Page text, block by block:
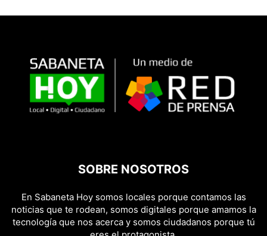
SOBRE NOSOTROS
En Sabaneta Hoy somos locales porque contamos las
noticias que te rodean, somos digitales porque amamos la
tecnología que nos acerca y somos ciudadanos porque tú